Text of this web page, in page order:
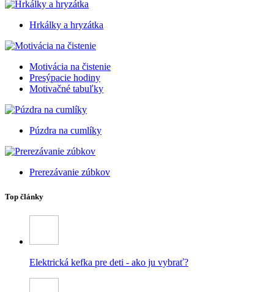
Hrkálky a hryzátka
Motivácia na čistenie
Presýpacie hodiny
Motivačné tabuľky
Púzdra na cumlíky
Prerezávanie zúbkov
Top články
Elektrická kefka pre deti - ako ju vybrať?